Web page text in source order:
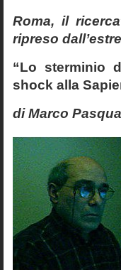
Roma, il
ripreso
“Lo sterminio
shock alla
di Marco Pasqua